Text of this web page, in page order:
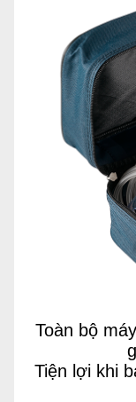
Toàn bộ
Tiện lợi khi